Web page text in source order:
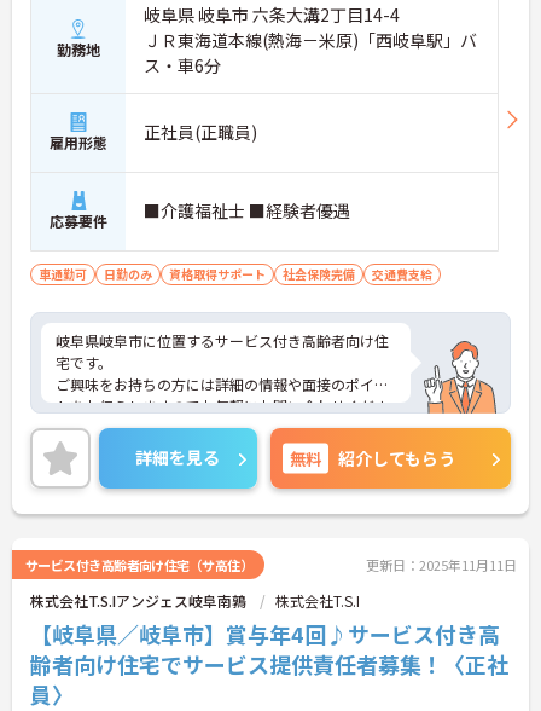
勤務地
岐阜県 岐阜市 六条大溝2丁目14-4
ＪＲ東海道本線(熱海－米原)「西岐阜駅」バ
ス・車6分
雇用形態 正社員(正職員)
応募要件 ■介護福祉士 ■経験者優遇
車通勤可 日勤のみ 資格取得サポート 社会保険完備 交通費支給
岐阜県岐阜市に位置するサービス付き高齢者向け住
宅です。
ご興味をお持ちの方には詳細の情報や面接のポイン
トをお伝えしますのでお気軽にお問い合わせくださ
いませ。
詳細を見る 無料 紹介してもらう
サービス付き高齢者向け住宅（サ高住） 更新日：2025年11月11日
株式会社T.S.Iアンジェス岐阜南鶉 株式会社T.S.I
【岐阜県／岐阜市】賞与年4回♪サービス付き高
齢者向け住宅でサービス提供責任者募集！〈正社
員〉